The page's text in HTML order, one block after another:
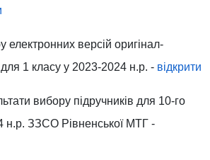
електронних версій оригінал-
для 1 класу у 2023-2024 н.р. - відкрити
вибору підручників для 10-го
н.р. ЗЗСО Рівненської МТГ -